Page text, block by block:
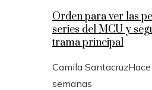
Orden para ver las
series del MCU y
trama principal
Camila Santacruz
semanas